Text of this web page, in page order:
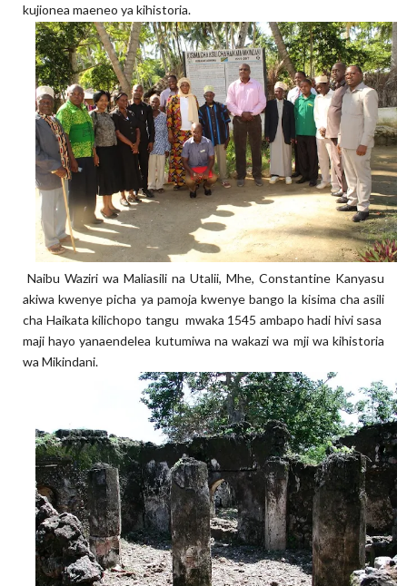
kujionea maeneo ya kihistoria.
Naibu Waziri wa Maliasili na Utalii, Mhe, Constantine Kanyasu
akiwa kwenye picha ya pamoja kwenye bango la kisima cha asili
cha Haikata kilichopo tangu mwaka 1545 ambapo hadi hivi sasa
maji hayo yanaendelea kutumiwa na wakazi wa mji wa kihistoria
wa Mikindani.